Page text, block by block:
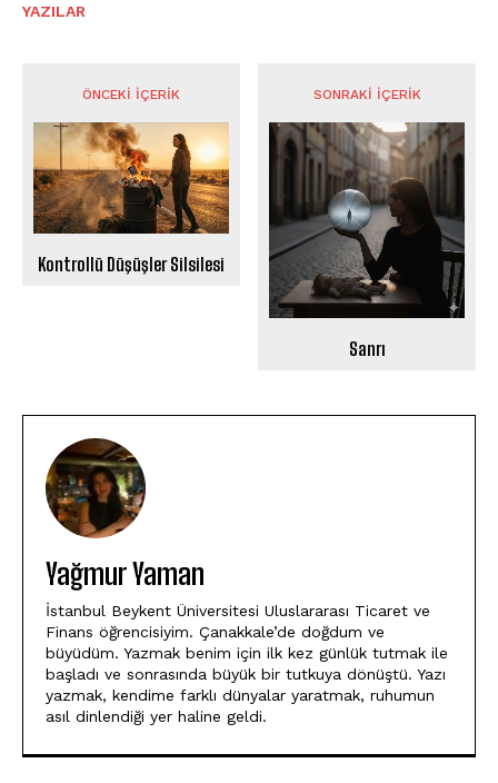
YAZILAR
ÖNCEKI İÇERIK
Kontrollü Düşüşler Silsilesi
SONRAKI İÇERIK
Sanrı
Yağmur Yaman
İstanbul Beykent Üniversitesi Uluslararası Ticaret ve
Finans öğrencisiyim. Çanakkale’de doğdum ve
büyüdüm. Yazmak benim için ilk kez günlük tutmak ile
başladı ve sonrasında büyük bir tutkuya dönüştü. Yazı
yazmak, kendime farklı dünyalar yaratmak, ruhumun
asıl dinlendiği yer haline geldi.